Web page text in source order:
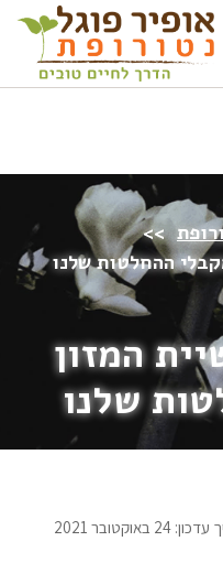
דרך חיים בריאה?
>>
ההחלטות שלנו
המזון
שלנו
24 באוקטובר 2021